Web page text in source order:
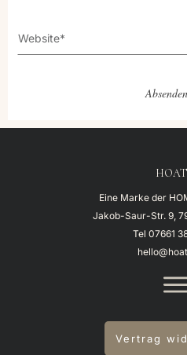
Absenden
Eine Marke der
Jakob-Saur-Str. 9,
Tel 07661
Vertrag